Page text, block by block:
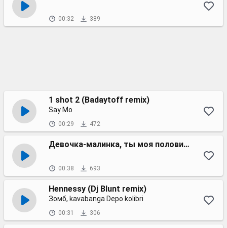
00:32 389
1 shot 2 (Badaytoff remix)
Say Mo
00:29 472
Девочка-малинка, ты моя половинка
00:38 693
Hennessy (Dj Blunt remix)
Зомб, kavabanga Depo kolibri
00:31 306